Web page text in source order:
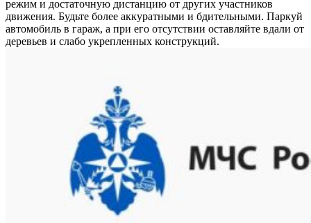
режим и достаточную дистанцию от других участников
движения. Будьте более аккуратными и бдительными. Паркуй
автомобиль в гараж, а при его отсутствии оставляйте вдали от
деревьев и слабо укрепленных конструкций.